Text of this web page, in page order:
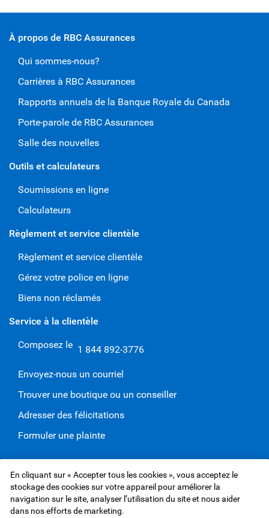
À propos de RBC Assurances
Qui sommes-nous?
Carrières à RBC Assurances
Rapports annuels de la Banque Royale du Canada
Porte-parole de RBC Assurances
Salle des nouvelles
Outils et calculateurs
Soumissions en ligne
Calculateurs
Règlement et service clientèle
Règlement et service clientèle
Gérez votre police en ligne
Biens non réclamés
Service à la clientèle
Composez le 1 844 892-3776
Envoyez-nous un courriel
Trouver une boutique ou un conseiller
Adresser des félicitations
Formuler une plainte
Site Web de Services d'assurance RBC Inc.,©1995-2026
Protection des renseignements et Sécurité
Conditions d’utilisation
En cliquant sur « Accepter tous les cookies », vous acceptez le
stockage des cookies sur votre appareil pour améliorer la
navigation sur le site, analyser l’utilisation du site et nous aider
dans nos efforts de marketing.